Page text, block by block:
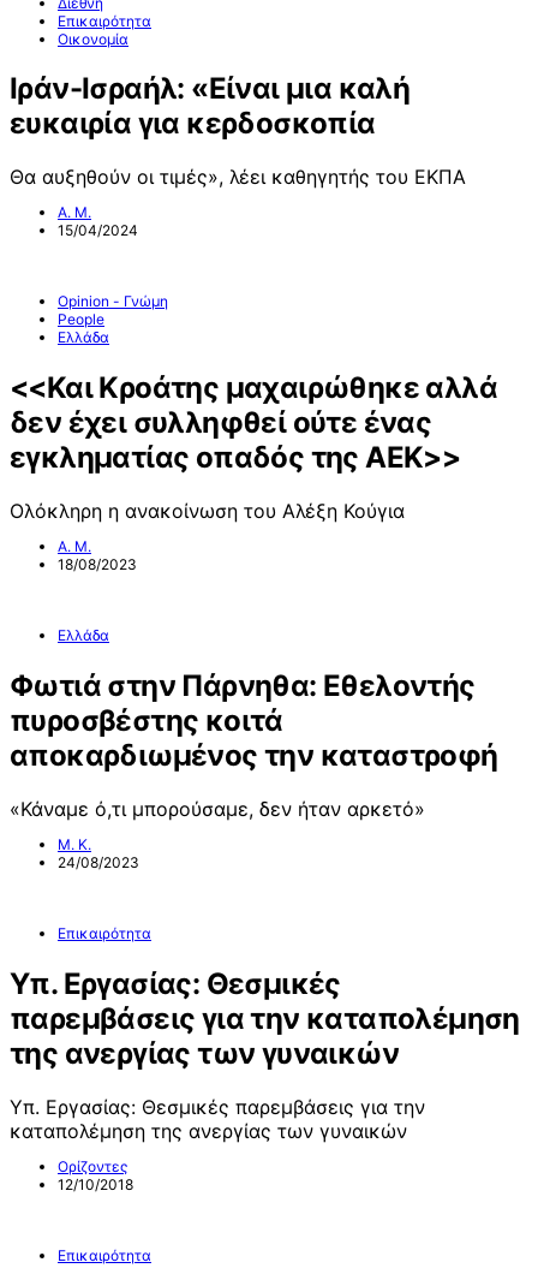
Επικαιρότητα
Οικονομία
Ιράν-Ισραήλ: «Eίναι μια καλή
ευκαιρία για κερδοσκοπία
Θα αυξηθούν οι τιμές», λέει καθηγητής του ΕΚΠΑ
Α. Μ.
15/04/2024
Opinion - Γνώμη
People
Ελλάδα
<<Και Κροάτης μαχαιρώθηκε αλλά
δεν έχει συλληφθεί ούτε ένας
εγκληματίας οπαδός της ΑΕΚ>>
Ολόκληρη η ανακοίνωση του Αλέξη Κούγια
Α. Μ.
18/08/2023
Ελλάδα
Φωτιά στην Πάρνηθα: Εθελοντής
πυροσβέστης κοιτά
αποκαρδιωμένος την καταστροφή
«Κάναμε ό,τι μπορούσαμε, δεν ήταν αρκετό»
Μ. Κ.
24/08/2023
Επικαιρότητα
Υπ. Εργασίας: Θεσμικές
παρεμβάσεις για την καταπολέμηση
της ανεργίας των γυναικών
Υπ. Εργασίας: Θεσμικές παρεμβάσεις για την
καταπολέμηση της ανεργίας των γυναικών
Ορίζοντες
12/10/2018
Επικαιρότητα